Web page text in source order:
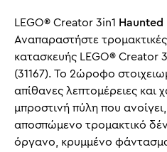
LEGO® Creator 3in1 Haunted
Αναπαραστήστε τρομακτικές
κατασκευής LEGO® Creator
(31167). Το 2ώροφο
απίθανες λεπτομέρειες και
μπροστινή πύλη που
αποσπώμενο τρομακτικό
όργανο, κρυμμένο